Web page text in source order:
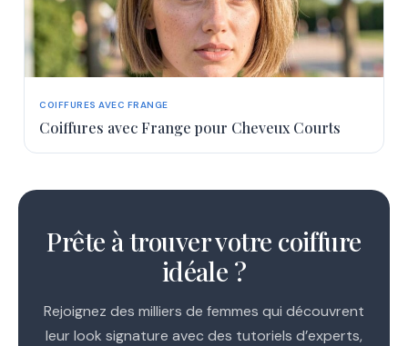
COIFFURES AVEC FRANGE
Coiffures avec Frange pour Cheveux Courts
Prête à trouver votre coiffure
idéale ?
Rejoignez des milliers de femmes qui découvrent
leur look signature avec des tutoriels d’experts,